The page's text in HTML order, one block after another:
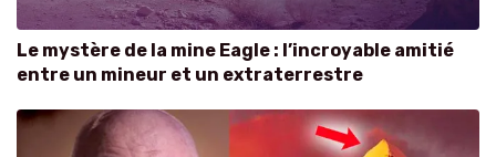
Le mystère de la mine Eagle : l’incroyable amitié
entre un mineur et un extraterrestre